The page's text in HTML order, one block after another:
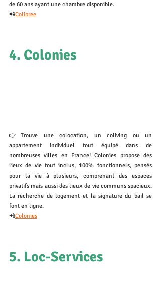
de 60 ans ayant une chambre disponible.
📲Colibree
4. Colonies
👉Trouve une colocation, un coliving ou un
appartement individuel tout équipé dans de
nombreuses villes en France! Colonies propose des
lieux de vie tout inclus, 100% fonctionnels, pensés
pour la vie à plusieurs, comprenant des espaces
privatifs mais aussi des lieux de vie communs spacieux.
La recherche de logement et la signature du bail se
font en ligne.
📲Colonies
5. Loc-Services